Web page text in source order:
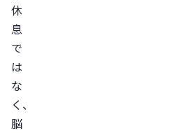
休
息
で
は
な
く、
脳